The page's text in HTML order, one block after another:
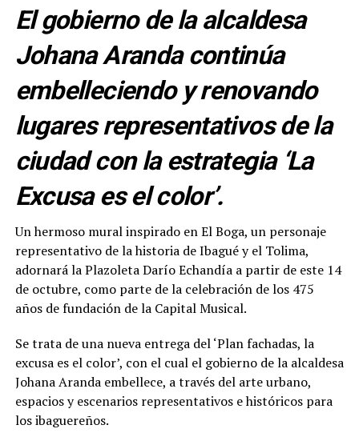
El gobierno de la alcaldesa
Johana Aranda continúa
embelleciendo y renovando
lugares representativos de la
ciudad con la estrategia ‘La
Excusa es el color’.
Un hermoso mural inspirado en El Boga, un personaje
representativo de la historia de Ibagué y el Tolima,
adornará la Plazoleta Darío Echandía a partir de este 14
de octubre, como parte de la celebración de los 475
años de fundación de la Capital Musical.
Se trata de una nueva entrega del ‘Plan fachadas, la
excusa es el color’, con el cual el gobierno de la alcaldesa
Johana Aranda embellece, a través del arte urbano,
espacios y escenarios representativos e históricos para
los ibaguereños.